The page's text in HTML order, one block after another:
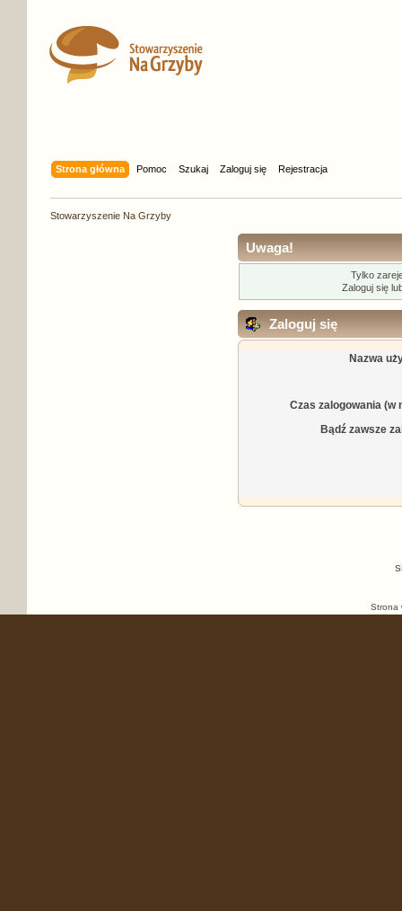
Strona główna Pomoc Szukaj Zaloguj się Rejestracja
Stowarzyszenie Na Grzyby
Uwaga!
Tylko
Zaloguj się
Zaloguj się
Nazwa
Czas zalogowania (w
Bądź zawsze
Strona